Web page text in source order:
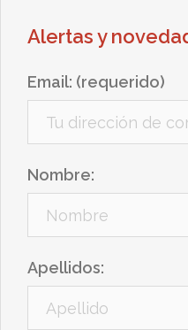
Alertas y
Email: (requerido)
Nombre:
Apellidos: